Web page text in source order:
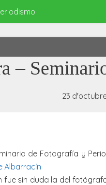
–
23
de Fotografía y
Albarracín
fue sin duda la del